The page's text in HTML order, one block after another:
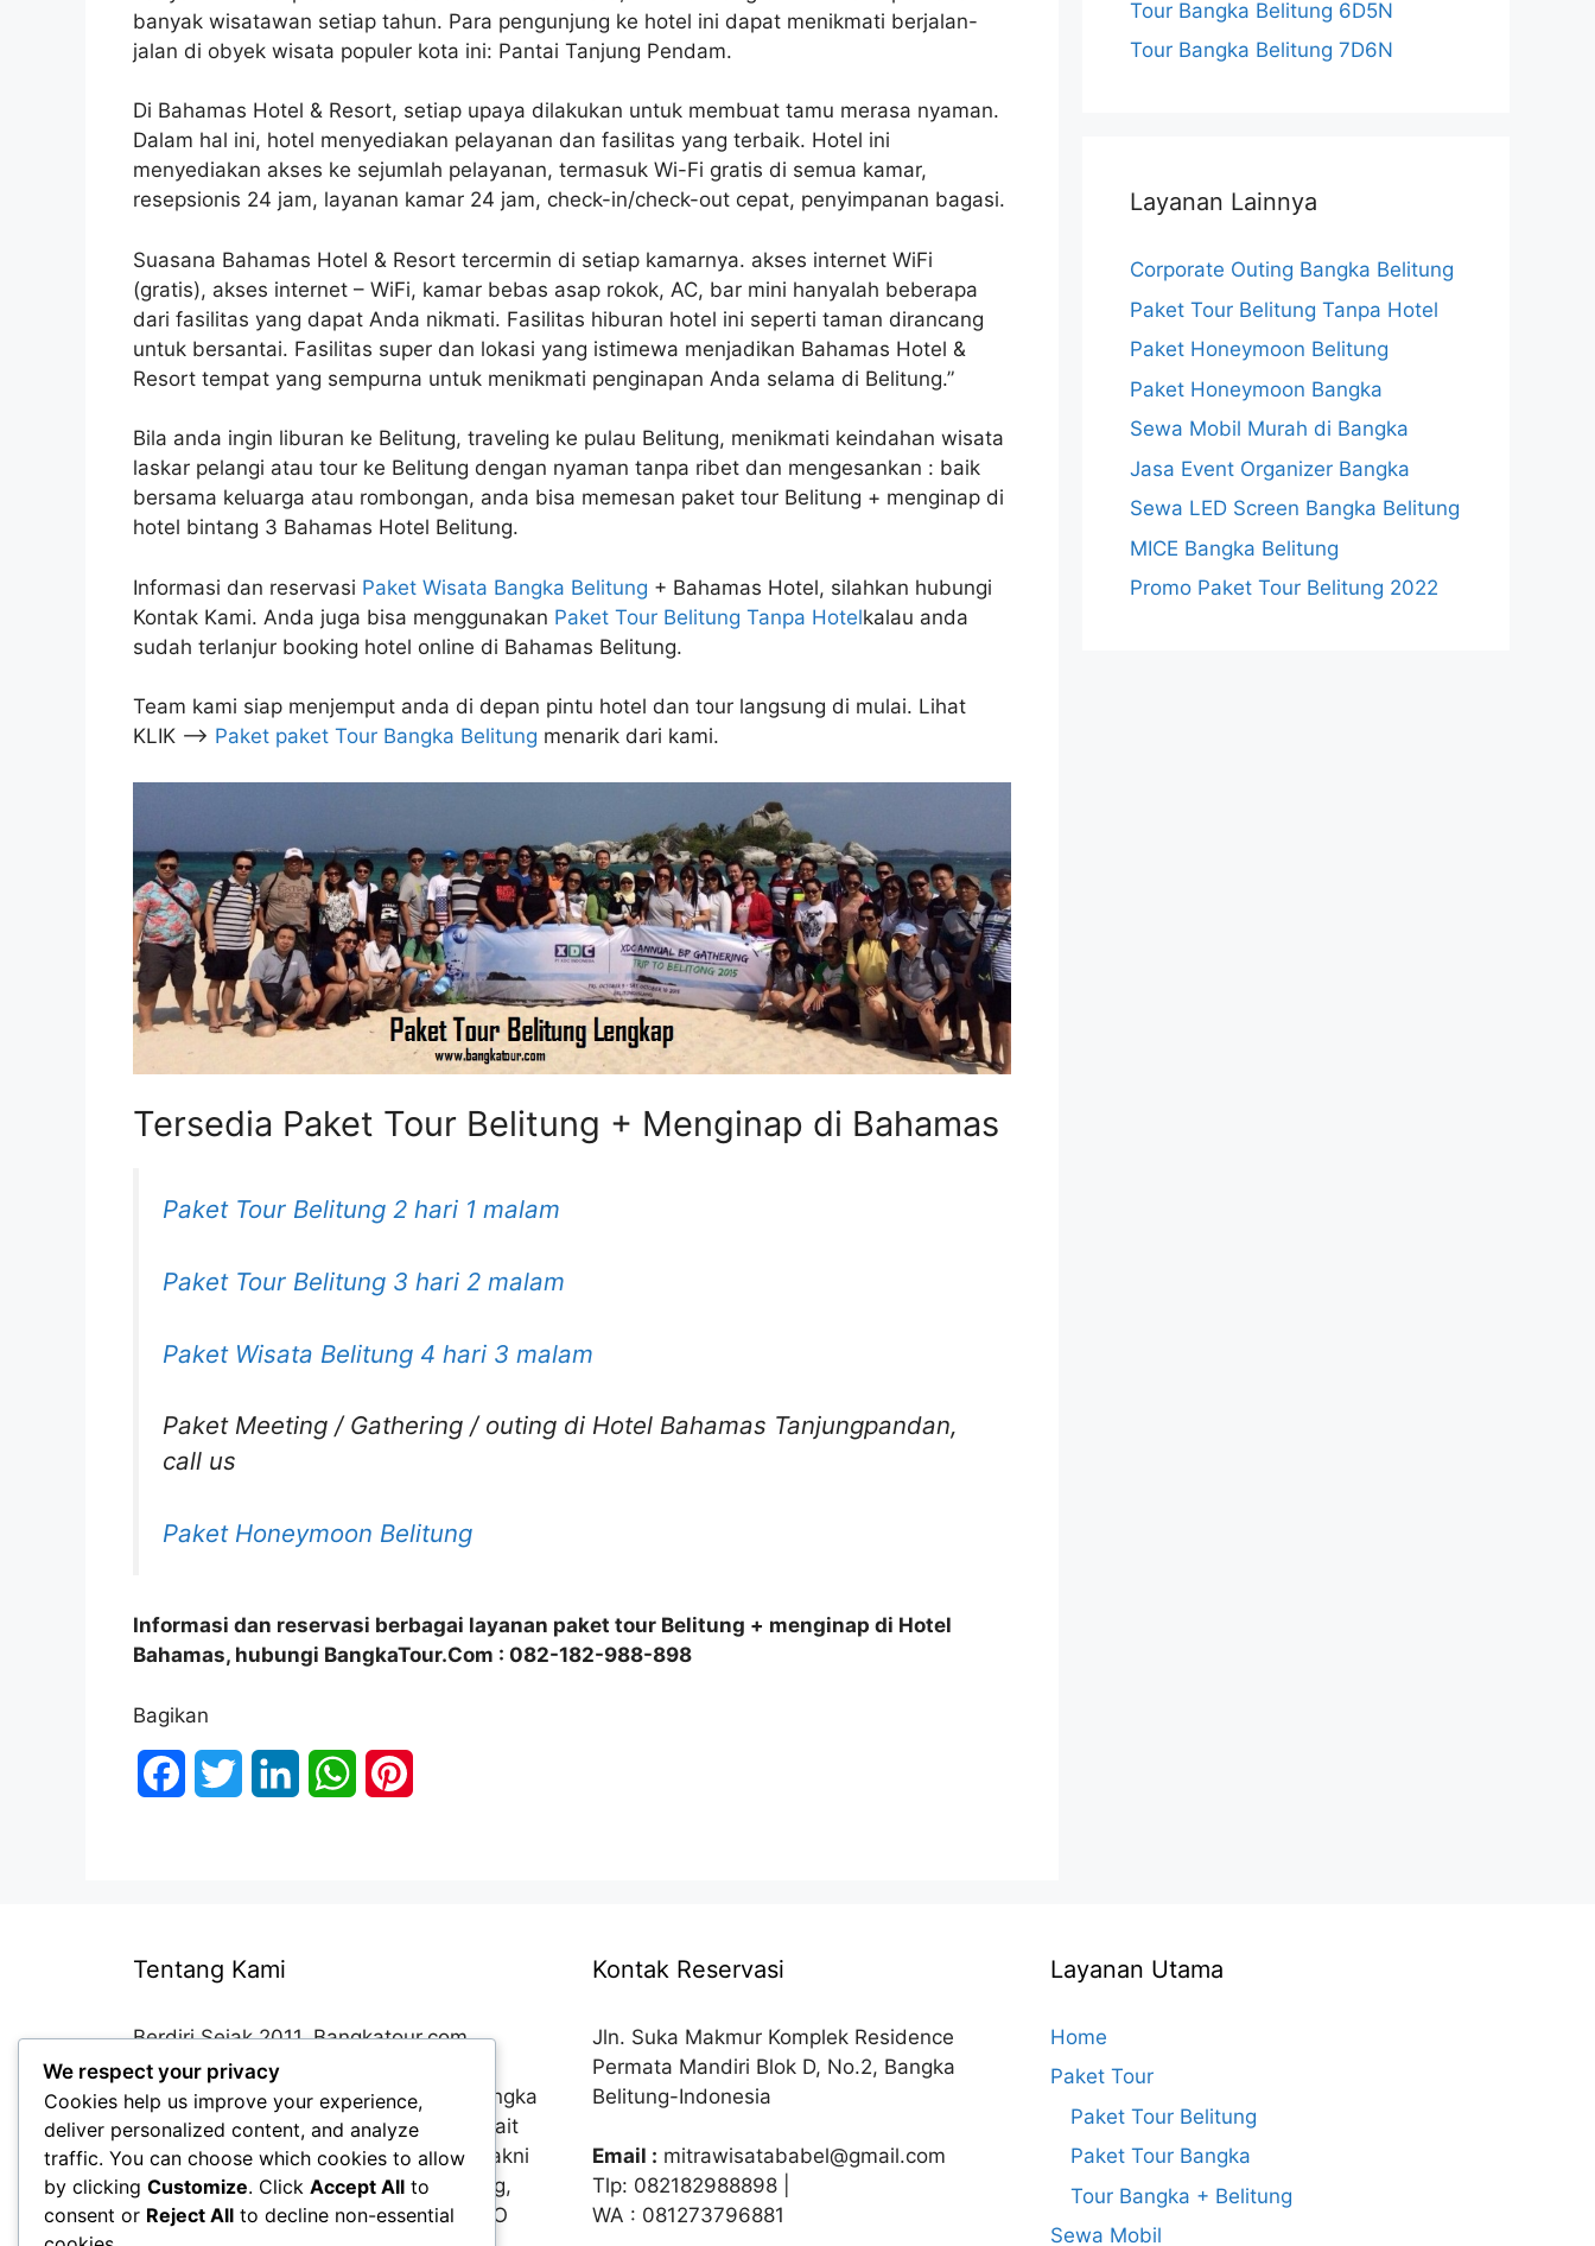
banyak wisatawan setiap tahun. Para pengunjung ke hotel ini dapat menikmati berjalan-
jalan di obyek wisata populer kota ini: Pantai Tanjung Pendam.
Di Bahamas Hotel & Resort, setiap upaya dilakukan untuk membuat tamu merasa nyaman.
Dalam hal ini, hotel menyediakan pelayanan dan fasilitas yang terbaik. Hotel ini
menyediakan akses ke sejumlah pelayanan, termasuk Wi-Fi gratis di semua kamar,
resepsionis 24 jam, layanan kamar 24 jam, check-in/check-out cepat, penyimpanan bagasi.
Suasana Bahamas Hotel & Resort tercermin di setiap kamarnya. akses internet WiFi
(gratis), akses internet – WiFi, kamar bebas asap rokok, AC, bar mini hanyalah beberapa
dari fasilitas yang dapat Anda nikmati. Fasilitas hiburan hotel ini seperti taman dirancang
untuk bersantai. Fasilitas super dan lokasi yang istimewa menjadikan Bahamas Hotel &
Resort tempat yang sempurna untuk menikmati penginapan Anda selama di Belitung.”
Bila anda ingin liburan ke Belitung, traveling ke pulau Belitung, menikmati keindahan wisata
laskar pelangi atau tour ke Belitung dengan nyaman tanpa ribet dan mengesankan : baik
bersama keluarga atau rombongan, anda bisa memesan paket tour Belitung + menginap di
hotel bintang 3 Bahamas Hotel Belitung.
Informasi dan reservasi Paket Wisata Bangka Belitung + Bahamas Hotel, silahkan hubungi
Kontak Kami. Anda juga bisa menggunakan Paket Tour Belitung Tanpa Hotelkalau anda
sudah terlanjur booking hotel online di Bahamas Belitung.
Team kami siap menjemput anda di depan pintu hotel dan tour langsung di mulai. Lihat
KLIK –> Paket paket Tour Bangka Belitung menarik dari kami.
Tersedia Paket Tour Belitung + Menginap di Bahamas
Paket Tour Belitung 2 hari 1 malam
Paket Tour Belitung 3 hari 2 malam
Paket Wisata Belitung 4 hari 3 malam
Paket Meeting / Gathering / outing di Hotel Bahamas Tanjungpandan,
call us
Paket Honeymoon Belitung
Informasi dan reservasi berbagai layanan paket tour Belitung + menginap di Hotel
Bahamas, hubungi BangkaTour.Com : 082-182-988-898
Bagikan
b
k
t
n
W
p
s
t
Tour Bangka Belitung 6D5N
Tour Bangka Belitung 7D6N
Layanan Lainnya
Corporate Outing Bangka Belitung
Paket Tour Belitung Tanpa Hotel
Paket Honeymoon Belitung
Paket Honeymoon Bangka
Sewa Mobil Murah di Bangka
Jasa Event Organizer Bangka
Sewa LED Screen Bangka Belitung
MICE Bangka Belitung
Promo Paket Tour Belitung 2022
Tentang Kami
Berdiri Sejak 2011, Bangkatour.com
merupakan salah satu pionir agent
perjalanan wisata online terbaik di Bangka
Belitung. Produk yang disediakan terkait
terkait dengan travel dan transport, yakni
paket paket liburan ke Bangka Belitung,
Sewa Mobil & Jasa Event Organzer (EO
Kontak Reservasi
Jln. Suka Makmur Komplek Residence
Permata Mandiri Blok D, No.2, Bangka
Belitung-Indonesia
Email : mitrawisatababel@gmail.com
Tlp: 082182988898 |
WA : 081273796881
Layanan Utama
Home
Paket Tour
Paket Tour Belitung
Paket Tour Bangka
Tour Bangka + Belitung
Sewa Mobil
We respect your privacy
Cookies help us improve your experience,
deliver personalized content, and analyze
traffic. You can choose which cookies to allow
by clicking Customize. Click Accept All to
consent or Reject All to decline non-essential